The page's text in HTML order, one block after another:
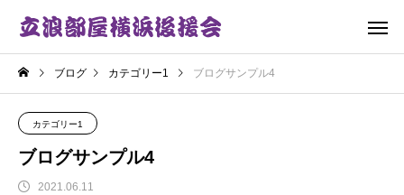
ブログ カテゴリー1 ブログサンプル4
カテゴリー1
ブログサンプル4
2021.06.11